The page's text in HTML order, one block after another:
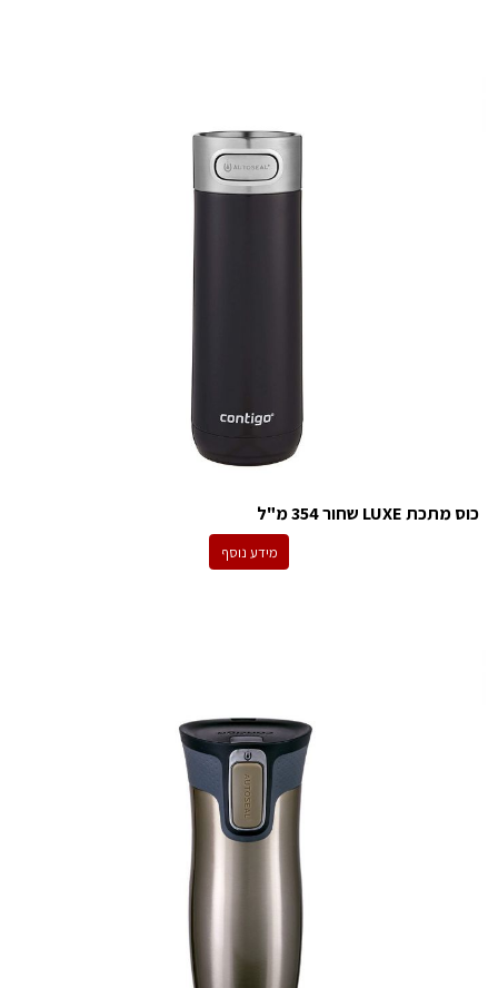
כוס מתכת LUXE שחור 354 מ"ל
מידע נוסף